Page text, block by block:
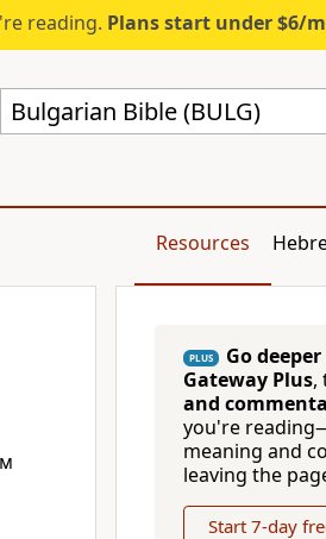
reading. Plans start under $6/
Bulgarian Bible (BULG)
Resources
PLUS Go
Gateway Plus,
and
you're
meaning and
leaving the
Start 7-day